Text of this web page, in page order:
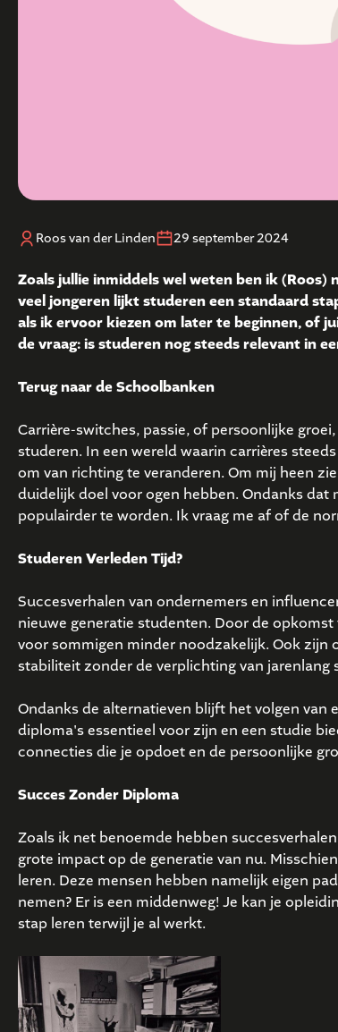
Roos van der Linden 29 september 2024
Zoals jullie inmiddels wel weten ben ik
veel jongeren lijkt studeren een standaard
als ik ervoor kiezen om later te beginnen, of
de vraag: is studeren nog steeds relevant in
Terug naar de Schoolbanken
Carrière-switches, passie, of persoonlijke
studeren. In een wereld waarin carrières
om van richting te veranderen. Om mij heen
duidelijk doel voor ogen hebben. Ondanks
populairder te worden. Ik vraag me af of de
Studeren Verleden Tijd?
Succesverhalen van ondernemers en
nieuwe generatie studenten. Door de
voor sommigen minder noodzakelijk. Ook
stabiliteit zonder de verplichting van jarenlang
Ondanks de alternatieven blijft het volgen van
diploma's essentieel voor zijn en een studie
connecties die je opdoet en de persoonlijke
Succes Zonder Diploma
Zoals ik net benoemde hebben
grote impact op de generatie van nu.
leren. Deze mensen hebben namelijk eigen
nemen? Er is een middenweg! Je kan je
stap leren terwijl je al werkt.